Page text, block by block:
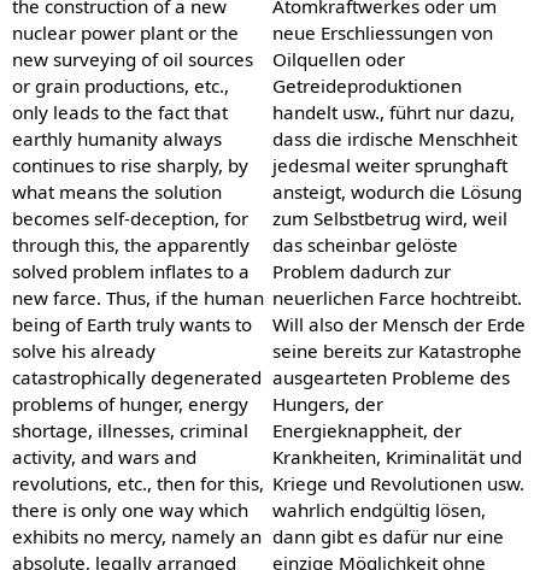
the construction of a new
nuclear power plant or the
new surveying of oil sources
or grain productions, etc.,
only leads to the fact that
earthly humanity always
continues to rise sharply, by
what means the solution
becomes self-deception, for
through this, the apparently
solved problem inflates to a
new farce. Thus, if the human
being of Earth truly wants to
solve his already
catastrophically degenerated
problems of hunger, energy
shortage, illnesses, criminal
activity, and wars and
revolutions, etc., then for this,
there is only one way which
exhibits no mercy, namely an
absolute, legally arranged
Atomkraftwerkes oder um
neue Erschliessungen von
Oilquellen oder
Getreideproduktionen
handelt usw., führt nur dazu,
dass die irdische Menschheit
jedesmal weiter sprunghaft
ansteigt, wodurch die Lösung
zum Selbstbetrug wird, weil
das scheinbar gelöste
Problem dadurch zur
neuerlichen Farce hochtreibt.
Will also der Mensch der Erde
seine bereits zur Katastrophe
ausgearteten Probleme des
Hungers, der
Energieknappheit, der
Krankheiten, Kriminalität und
Kriege und Revolutionen usw.
wahrlich endgültig lösen,
dann gibt es dafür nur eine
einzige Möglichkeit ohne